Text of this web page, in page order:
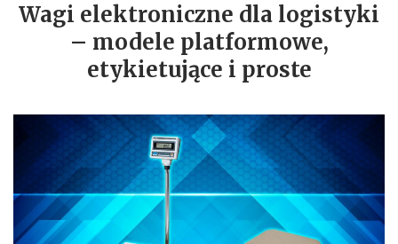
Wagi elektroniczne dla logistyki
– modele platformowe,
etykietujące i proste